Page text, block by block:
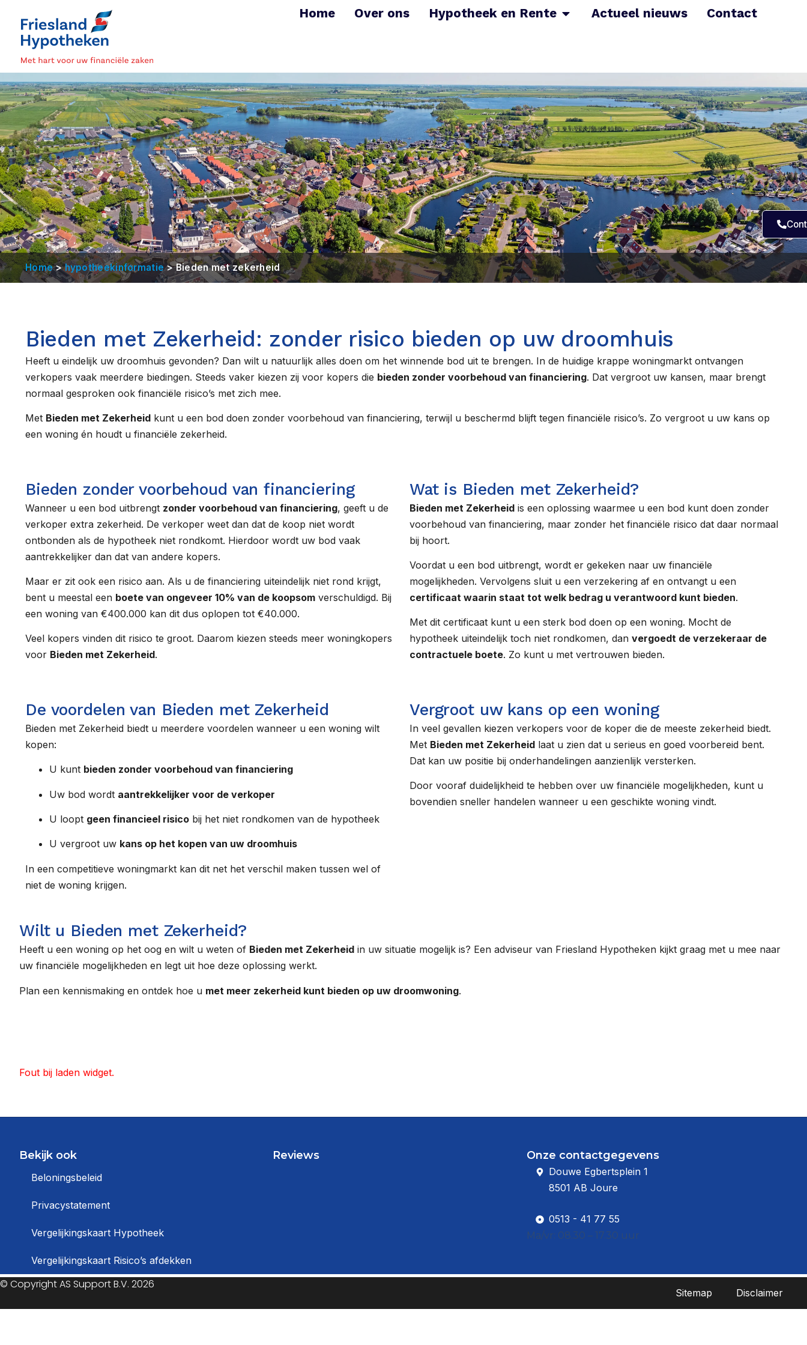
Home Over ons Hypotheek en Rente Actueel nieuws Contact
Home > hypotheekinformatie > Bieden met zekerheid
Bieden met Zekerheid: zonder risico bieden op uw droomhuis
Heeft u eindelijk uw droomhuis gevonden? Dan wilt u natuurlijk alles doen om het winnende bod uit te brengen. In de huidige krappe woningmarkt ontvangen
verkopers vaak meerdere biedingen. Steeds vaker kiezen zij voor kopers die bieden zonder voorbehoud van financiering. Dat vergroot uw kansen, maar brengt
normaal gesproken ook financiële risico’s met zich mee.
Met Bieden met Zekerheid kunt u een bod doen zonder voorbehoud van financiering, terwijl u beschermd blijft tegen financiële risico’s. Zo vergroot u uw kans op
een woning én houdt u financiële zekerheid.
Bieden zonder voorbehoud van financiering
Wanneer u een bod uitbrengt zonder voorbehoud van financiering, geeft u de
verkoper extra zekerheid. De verkoper weet dan dat de koop niet wordt
ontbonden als de hypotheek niet rondkomt. Hierdoor wordt uw bod vaak
aantrekkelijker dan dat van andere kopers.
Maar er zit ook een risico aan. Als u de financiering uiteindelijk niet rond krijgt,
bent u meestal een boete van ongeveer 10% van de koopsom verschuldigd. Bij
een woning van €400.000 kan dit dus oplopen tot €40.000.
Veel kopers vinden dit risico te groot. Daarom kiezen steeds meer woningkopers
voor Bieden met Zekerheid.
Wat is Bieden met Zekerheid?
Bieden met Zekerheid is een oplossing waarmee u een bod kunt doen zonder
voorbehoud van financiering, maar zonder het financiële risico dat daar normaal
bij hoort.
Voordat u een bod uitbrengt, wordt er gekeken naar uw financiële
mogelijkheden. Vervolgens sluit u een verzekering af en ontvangt u een
certificaat waarin staat tot welk bedrag u verantwoord kunt bieden.
Met dit certificaat kunt u een sterk bod doen op een woning. Mocht de
hypotheek uiteindelijk toch niet rondkomen, dan vergoedt de verzekeraar de
contractuele boete. Zo kunt u met vertrouwen bieden.
De voordelen van Bieden met Zekerheid
Bieden met Zekerheid biedt u meerdere voordelen wanneer u een woning wilt
kopen:
U kunt bieden zonder voorbehoud van financiering
Uw bod wordt aantrekkelijker voor de verkoper
U loopt geen financieel risico bij het niet rondkomen van de hypotheek
U vergroot uw kans op het kopen van uw droomhuis
In een competitieve woningmarkt kan dit net het verschil maken tussen wel of
niet de woning krijgen.
Vergroot uw kans op een woning
In veel gevallen kiezen verkopers voor de koper die de meeste zekerheid biedt.
Met Bieden met Zekerheid laat u zien dat u serieus en goed voorbereid bent.
Dat kan uw positie bij onderhandelingen aanzienlijk versterken.
Door vooraf duidelijkheid te hebben over uw financiële mogelijkheden, kunt u
bovendien sneller handelen wanneer u een geschikte woning vindt.
Wilt u Bieden met Zekerheid?
Heeft u een woning op het oog en wilt u weten of Bieden met Zekerheid in uw situatie mogelijk is? Een adviseur van Friesland Hypotheken kijkt graag met u mee naar
uw financiële mogelijkheden en legt uit hoe deze oplossing werkt.
Plan een kennismaking en ontdek hoe u met meer zekerheid kunt bieden op uw droomwoning.
Fout bij laden widget.
Bekijk ook
Beloningsbeleid
Privacystatement
Vergelijkingskaart Hypotheek
Vergelijkingskaart Risico’s afdekken
Reviews Onze contactgegevens
Douwe Egbertsplein 1
8501 AB Joure
0513 - 41 77 55
Ma/vr: 08.30 – 17.30 uur
© CopyrightAS Support B.V. 2026
Sitemap Disclaimer